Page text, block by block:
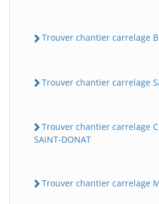
Trouver chantier carrelage
Trouver chantier carrelage
Trouver chantier carrelage
SAiNT-DONAT
Trouver chantier carrelage